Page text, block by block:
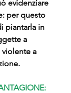
evidenziare
per questo
piantarla in
a
a